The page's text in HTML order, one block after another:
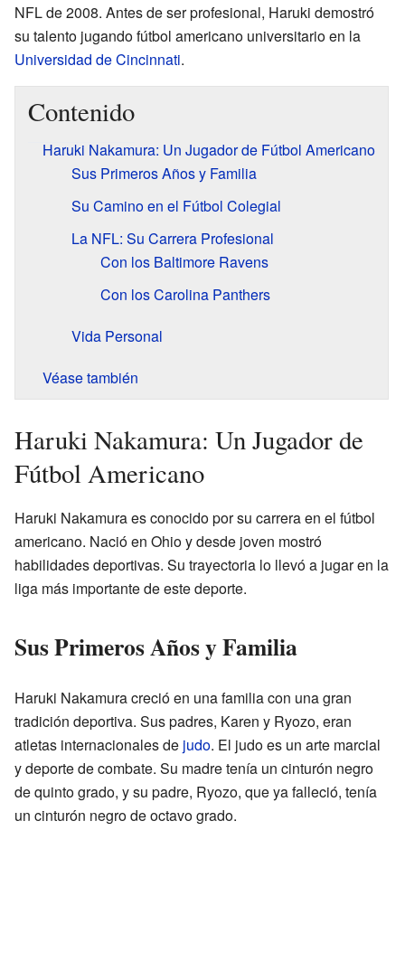
NFL de 2008. Antes de ser profesional, Haruki demostró
su talento jugando fútbol americano universitario en la
Universidad de Cincinnati.
Contenido
Haruki Nakamura: Un Jugador de Fútbol Americano
Sus Primeros Años y Familia
Su Camino en el Fútbol Colegial
La NFL: Su Carrera Profesional
Con los Baltimore Ravens
Con los Carolina Panthers
Vida Personal
Véase también
Haruki Nakamura: Un Jugador de
Fútbol Americano
Haruki Nakamura es conocido por su carrera en el fútbol
americano. Nació en Ohio y desde joven mostró
habilidades deportivas. Su trayectoria lo llevó a jugar en la
liga más importante de este deporte.
Sus Primeros Años y Familia
Haruki Nakamura creció en una familia con una gran
tradición deportiva. Sus padres, Karen y Ryozo, eran
atletas internacionales de judo. El judo es un arte marcial
y deporte de combate. Su madre tenía un cinturón negro
de quinto grado, y su padre, Ryozo, que ya falleció, tenía
un cinturón negro de octavo grado.